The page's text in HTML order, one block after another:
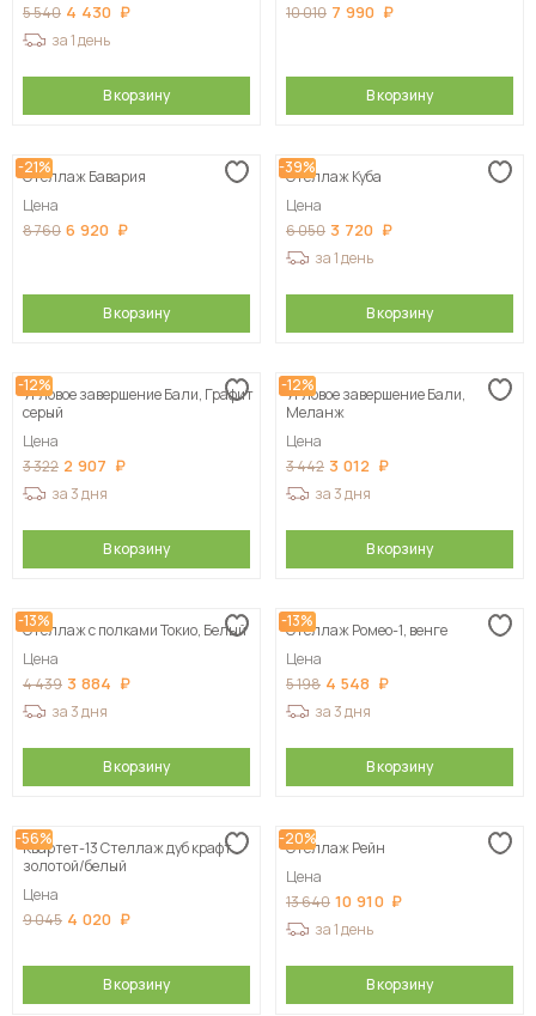
5 540 4 430
за 1 день
В корзину
10 010 7 990
В корзину
-21%
Стеллаж Бавария
Цена
8 760 6 920
В корзину
-39%
Стеллаж Куба
Цена
6 050 3 720
за 1 день
В корзину
-12%
Угловое завершение Бали, Графит
серый
Цена
3 322 2 907
за 3 дня
В корзину
-12%
Угловое завершение Бали,
Меланж
Цена
3 442 3 012
за 3 дня
В корзину
-13%
Стеллаж с полками Токио, Белый
Цена
4 439 3 884
за 3 дня
В корзину
-13%
Стеллаж Ромео-1, венге
Цена
5 198 4 548
за 3 дня
В корзину
-56%
Квартет-13 Стеллаж дуб крафт
золотой/белый
Цена
9 045 4 020
В корзину
-20%
Стеллаж Рейн
Цена
13 640 10 910
за 1 день
В корзину